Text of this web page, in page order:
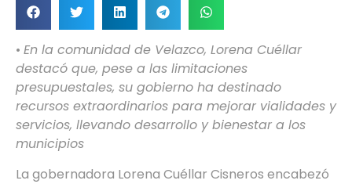
• En la comunidad de Velazco, Lorena Cuéllar
destacó que, pese a las limitaciones
presupuestales, su gobierno ha destinado
recursos extraordinarios para mejorar vialidades y
servicios, llevando desarrollo y bienestar a los
municipios
La gobernadora Lorena Cuéllar Cisneros encabezó